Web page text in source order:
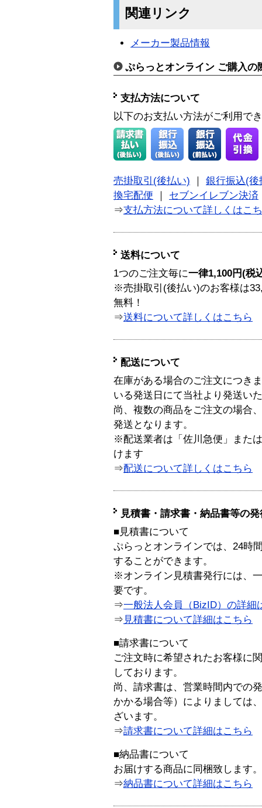
関連リンク
メーカー製品情報
ぷらっとオンライン ご購入の
支払方法について
以下のお支払い方法がご利用で
売掛取引(後払い)
銀行振込(後
換宅配便
セブンイレブン決済
⇒支払方法について詳しくはこ
送料について
1つのご注文毎に一律1,100円(税
※売掛取引(後払い)のお客様は
無料！
⇒送料について詳しくはこちら
配送について
在庫がある場合のご注文につき
いる発送日にて当社より発送い
尚、複数の商品をご注文の場合
発送となります。
※配送業者は「佐川急便」また
けます
⇒配送について詳しくはこちら
見積書・請求書・納品書等の
■見積書について
ぷらっとオンラインでは、24時
することができます。
※オンライン見積書発行には、
要です。
⇒一般法人会員（BizID）の詳細
⇒ 見積書について詳細はこちら
■請求書について
ご注文時に希望されたお客様に
しております。
尚、請求書は、営業時間内での
かかる場合等）によりましては
ざいます。
⇒請求書について詳細はこちら
■納品書について
お届けする商品に同梱致します。
⇒納品書について詳細はこちら